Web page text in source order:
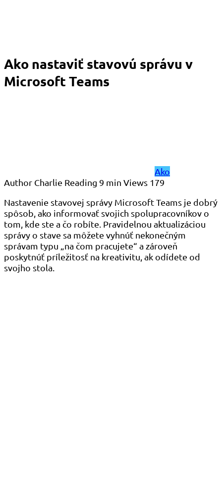
Ako nastaviť stavovú správu v
Microsoft Teams
Ako
Author Charlie Reading 9 min Views 179
Nastavenie stavovej správy Microsoft Teams je dobrý
spôsob, ako informovať svojich spolupracovníkov o
tom, kde ste a čo robíte. Pravidelnou aktualizáciou
správy o stave sa môžete vyhnúť nekonečným
správam typu „na čom pracujete“ a zároveň
poskytnúť príležitosť na kreativitu, ak odídete od
svojho stola.